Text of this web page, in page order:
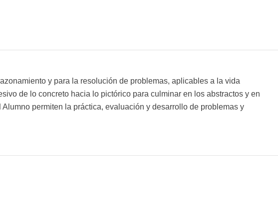
y para la resolución de problemas, aplicables a la vida
de lo concreto hacia lo pictórico para culminar en los abstractos y en
permiten la práctica, evaluación y desarrollo de problemas y